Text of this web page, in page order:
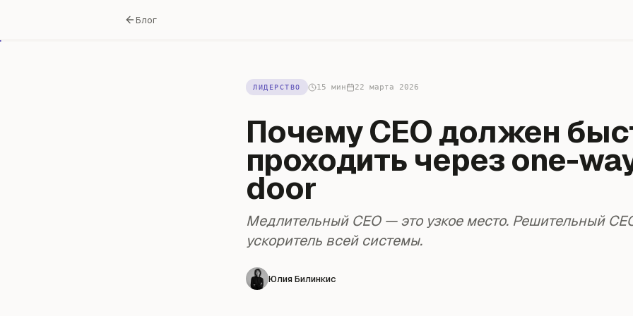
Блог
ЛИДЕРСТВО 15 мин 22 марта 2026
Почему CEO должен
проходить через one-
door
Медлительный CEO — это узкое место. Решительный
ускоритель всей системы.
Юлия Билинкис